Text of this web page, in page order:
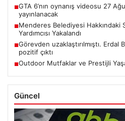
■GTA 6’nın oynanış videosu 27
yayınlanacak
■Menderes Belediyesi Hakkındaki
Yardımcısı Yakalandı
■Görevden uzaklaştırılmıştı.
pozitif çıktı
■Outdoor Mutfaklar ve Prestijli
Güncel